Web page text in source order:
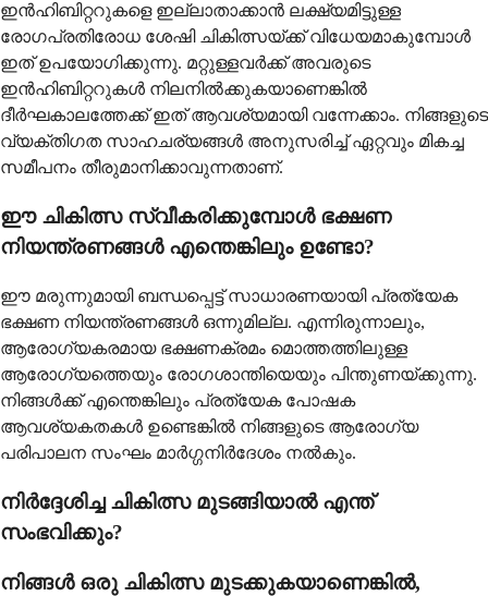
ഇൻഹിബിറ്ററുകളെ ഇല്ലാതാക്കാൻ ലക്ഷ്യമിട്ടുള്ള
രോഗപ്രതിരോധ ശേഷി ചികിത്സയ്ക്ക് വിധേയമാകുമ്പോൾ
ഇത് ഉപയോഗിക്കുന്നു. മറ്റുള്ളവർക്ക് അവരുടെ
ഇൻഹിബിറ്ററുകൾ നിലനിൽക്കുകയാണെങ്കിൽ
ദീർഘകാലത്തേക്ക് ഇത് ആവശ്യമായി വന്നേക്കാം. നിങ്ങളുടെ
വ്യക്തിഗത സാഹചര്യങ്ങൾ അനുസരിച്ച് ഏറ്റവും മികച്ച
സമീപനം തീരുമാനിക്കാവുന്നതാണ്.
ഈ ചികിത്സ സ്വീകരിക്കുമ്പോൾ ഭക്ഷണ
നിയന്ത്രണങ്ങൾ എന്തെങ്കിലും ഉണ്ടോ?
ഈ മരുന്നുമായി ബന്ധപ്പെട്ട് സാധാരണയായി പ്രത്യേക
ഭക്ഷണ നിയന്ത്രണങ്ങൾ ഒന്നുമില്ല. എന്നിരുന്നാലും,
ആരോഗ്യകരമായ ഭക്ഷണക്രമം മൊത്തത്തിലുള്ള
ആരോഗ്യത്തെയും രോഗശാന്തിയെയും പിന്തുണയ്ക്കുന്നു.
നിങ്ങൾക്ക് എന്തെങ്കിലും പ്രത്യേക പോഷക
ആവശ്യകതകൾ ഉണ്ടെങ്കിൽ നിങ്ങളുടെ ആരോഗ്യ
പരിപാലന സംഘം മാർഗ്ഗനിർദേശം നൽകും.
നിർദ്ദേശിച്ച ചികിത്സ മുടങ്ങിയാൽ എന്ത്
സംഭവിക്കും?
നിങ്ങൾ ഒരു ചികിത്സ മുടക്കുകയാണെങ്കിൽ,